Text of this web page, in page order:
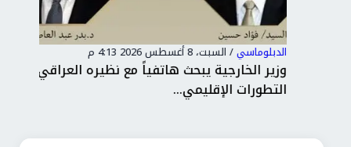
الدبلوماسي/ السبت، 8 أغسطس 2026 4:13 م
وزير الخارجية يبحث هاتفياً مع نظيره العراقي
التطورات الإقليمي...